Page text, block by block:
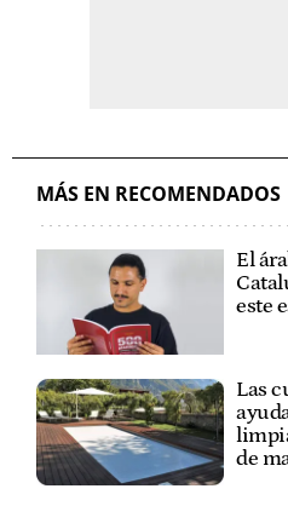
MÁS EN RECOMENDADOS
El
este
Las
de